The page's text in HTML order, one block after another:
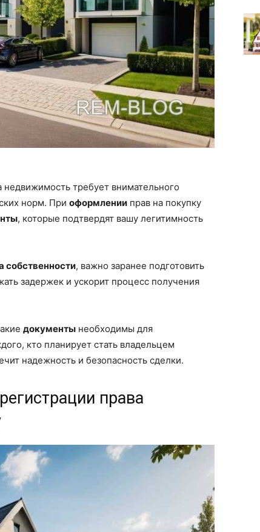
требует внимательного
норм. При оформлении прав на покупку
, которые подтвердят вашу легитимность
собственности, важно заранее подготовить
задержек и ускорит процесс получения
документы необходимы для
кто планирует стать владельцем
надежность и безопасность сделки.
права